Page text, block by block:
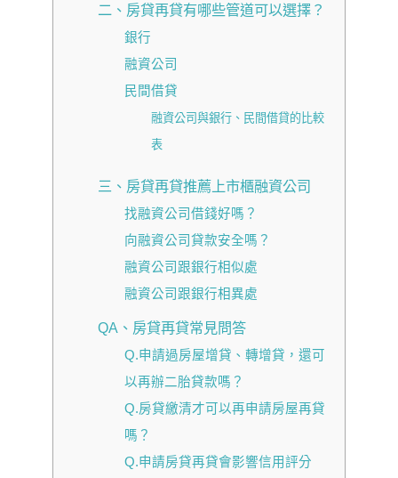
二、房貸再貸有哪些管道可以選擇？
銀行
融資公司
民間借貸
融資公司與銀行、民間借貸的比較
表
三、房貸再貸推薦上市櫃融資公司
找融資公司借錢好嗎？
向融資公司貸款安全嗎？
融資公司跟銀行相似處
融資公司跟銀行相異處
QA、房貸再貸常見問答
Q.申請過房屋增貸、轉增貸，還可
以再辦二胎貸款嗎？
Q.房貸繳清才可以再申請房屋再貸
嗎？
Q.申請房貸再貸會影響信用評分